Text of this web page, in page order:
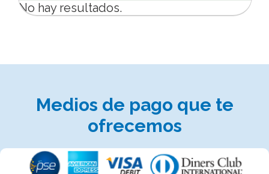
No hay resultados.
Medios de pago que te
ofrecemos